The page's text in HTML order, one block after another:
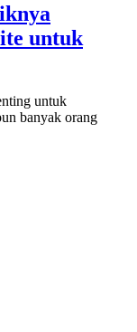
untuk
untuk
banyak orang